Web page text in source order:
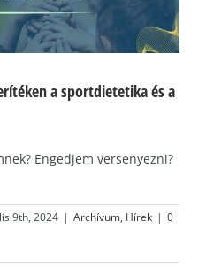
a sportdietetika és a
Engedjem versenyezni?
9th, 2024 | Archívum, Hírek | 0